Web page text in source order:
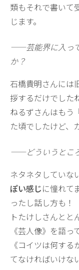
類もそれで書いて
じます。
——芸能界に入っ
か？
石橋貴明さんには
拶するだけでした
ねるずさんはもう
た頃でしたけど、
——どういうとこ
ネタネタしていな
ぽい感じに憧れて
ったし話し方も
トたけしさんとと
《芸人像》を語っ
《コイツは何す
てなければいけな